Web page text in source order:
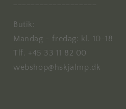
Butik:
Mandag - fredag: kl. 10-18
Tlf. +45 33 11 82 00
webshop@hskjalmp.dk